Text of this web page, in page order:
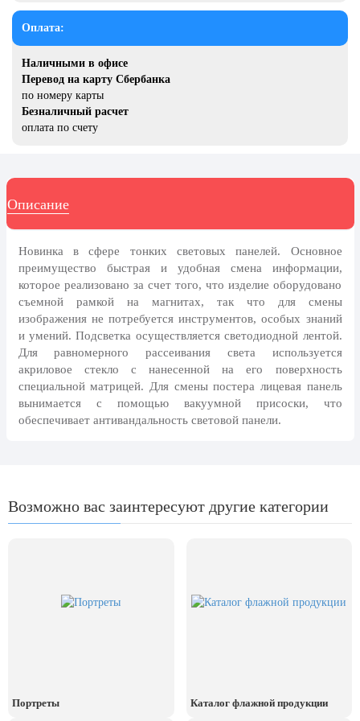
20 декабря, День работника органов
безопасности
Рождество Христово
19 января, Крещение Господне
22 января, День дедушки
Валентина
15 февраля, День памяти о
Масленица
23 февраля, День защитника
1 марта, День Бабушек
день
27 марта, День театра
День геолога (первое воскресенье
апреля)
18 апреля, Дни исторического и
культурного наследия
9 мая, День Победы
Оплата:
Наличными в офисе
Перевод на карту Сбербанка
по номеру карты
Безналичный расчет
оплата по счету
Описание
Новинка в сфере тонких световых панелей. Основное
преимущество быстрая и удобная смена информации,
которое реализовано за счет того, что изделие оборудовано
съемной рамкой на магнитах, так что для смены
изображения не потребуется инструментов, особых знаний
и умений. Подсветка осуществляется светодиодной лентой.
Для равномерного рассеивания света используется
акриловое стекло с нанесенной на его поверхность
специальной матрицей. Для смены постера лицевая панель
вынимается с помощью вакуумной присоски, что
обеспечивает антивандальность световой панели.
Возможно вас заинтересуют другие категории
Портреты Каталог флажной продукции